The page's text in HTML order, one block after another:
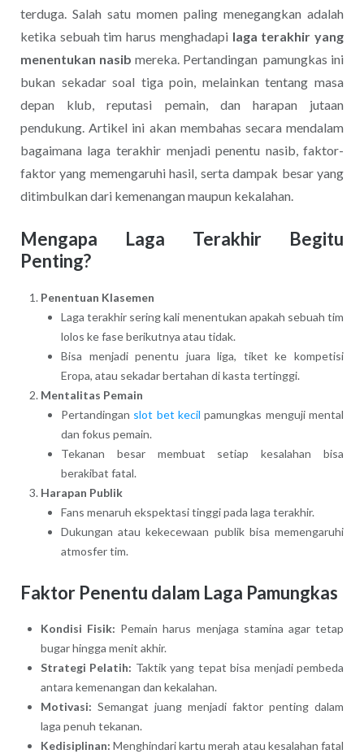
terduga. Salah satu momen paling menegangkan adalah
ketika sebuah tim harus menghadapi laga terakhir yang
menentukan nasib mereka. Pertandingan pamungkas ini
bukan sekadar soal tiga poin, melainkan tentang masa
depan klub, reputasi pemain, dan harapan jutaan
pendukung. Artikel ini akan membahas secara mendalam
bagaimana laga terakhir menjadi penentu nasib, faktor-
faktor yang memengaruhi hasil, serta dampak besar yang
ditimbulkan dari kemenangan maupun kekalahan.
Mengapa Laga Terakhir Begitu
Penting?
Penentuan Klasemen
Laga terakhir sering kali menentukan apakah sebuah tim
lolos ke fase berikutnya atau tidak.
Bisa menjadi penentu juara liga, tiket ke kompetisi
Eropa, atau sekadar bertahan di kasta tertinggi.
Mentalitas Pemain
Pertandingan slot bet kecil pamungkas menguji mental
dan fokus pemain.
Tekanan besar membuat setiap kesalahan bisa
berakibat fatal.
Harapan Publik
Fans menaruh ekspektasi tinggi pada laga terakhir.
Dukungan atau kekecewaan publik bisa memengaruhi
atmosfer tim.
Faktor Penentu dalam Laga Pamungkas
Kondisi Fisik: Pemain harus menjaga stamina agar tetap
bugar hingga menit akhir.
Strategi Pelatih: Taktik yang tepat bisa menjadi pembeda
antara kemenangan dan kekalahan.
Motivasi: Semangat juang menjadi faktor penting dalam
laga penuh tekanan.
Kedisiplinan: Menghindari kartu merah atau kesalahan fatal